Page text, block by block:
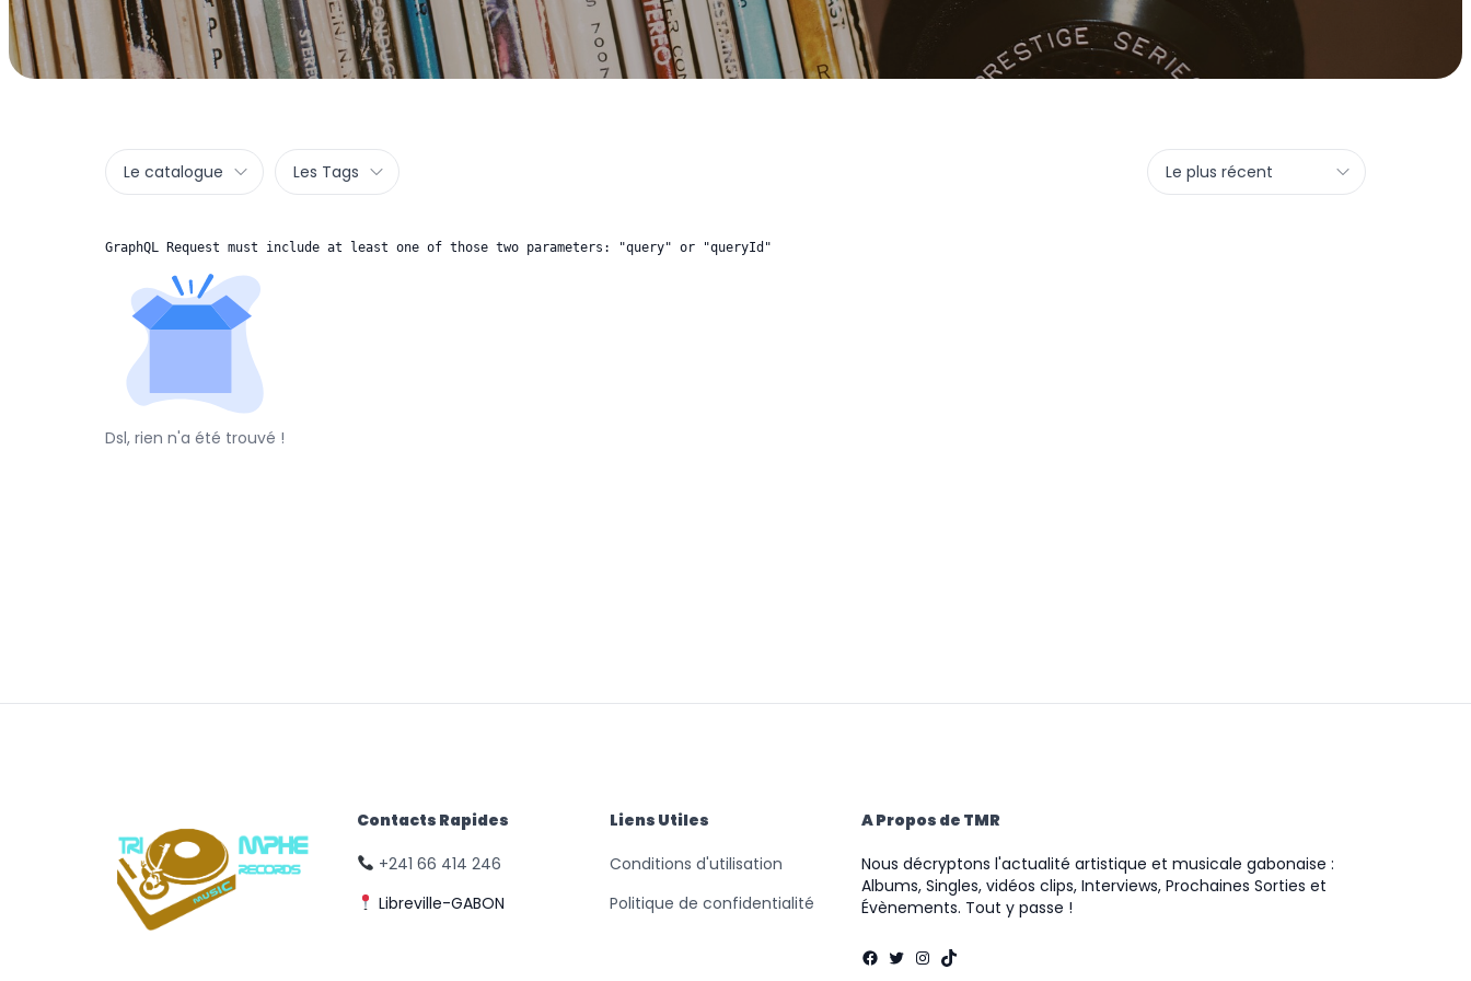
Le catalogue Les Tags Le plus récent
GraphQL Request must include at least one of those two parameters: "query" or "queryId"
Dsl, rien n'a été trouvé !
Contacts Rapides
+241 66 414 246
Libreville-GABON
Liens Utiles
Conditions d'utilisation
Politique de confidentialité
A Propos de TMR
Nous décryptons l'actualité artistique et musicale gabonaise :
Albums, Singles, vidéos clips, Interviews, Prochaines Sorties et
Évènements. Tout y passe !
Facebook
Twitter
Instagram
TikTok